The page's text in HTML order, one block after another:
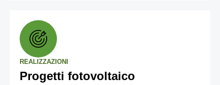
REALIZZAZIONI
Progetti fotovoltaico